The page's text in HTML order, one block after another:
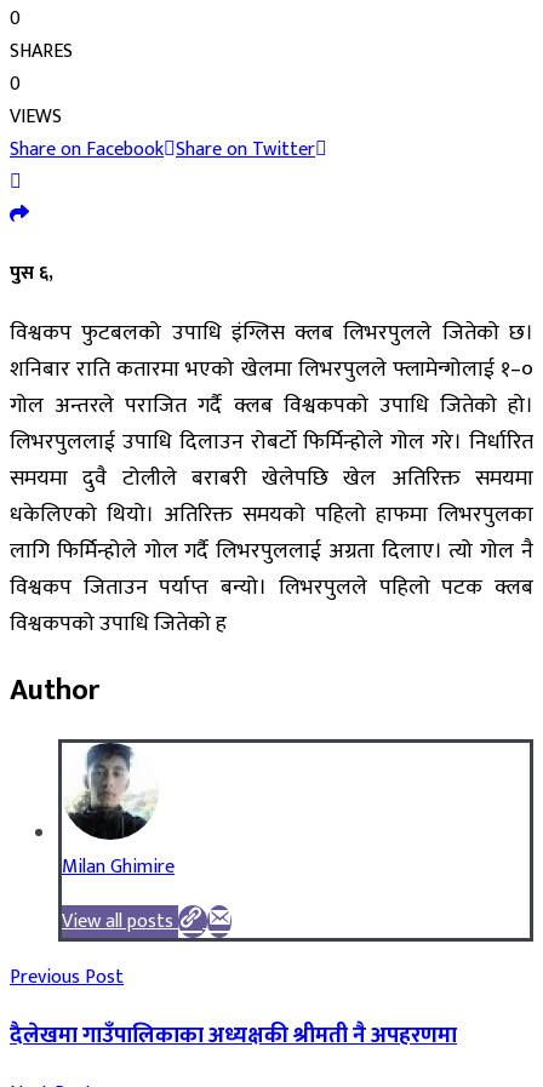
0
SHARES
0
VIEWS
Share on Facebook Share on Twitter
पुस ६,
विश्वकप फुटबलको उपाधि इंग्लिस क्लब लिभरपुलले जितेको छ।
शनिबार राति कतारमा भएको खेलमा लिभरपुलले फ्लामेन्गोलाई १–०
गोल अन्तरले पराजित गर्दै क्लब विश्वकपको उपाधि जितेको हो।
लिभरपुललाई उपाधि दिलाउन रोबर्टो फिर्मिन्होले गोल गरे। निर्धारित
समयमा दुवै टोलीले बराबरी खेलेपछि खेल अतिरिक्त समयमा
धकेलिएको थियो। अतिरिक्त समयको पहिलो हाफमा लिभरपुलका
लागि फिर्मिन्होले गोल गर्दै लिभरपुललाई अग्रता दिलाए। त्यो गोल नै
विश्वकप जिताउन पर्याप्त बन्यो। लिभरपुलले पहिलो पटक क्लब
विश्वकपको उपाधि जितेको ह
Author
Milan Ghimire
View all posts
Previous Post
दैलेखमा गाउँपालिकाका अध्यक्षकी श्रीमती नै अपहरणमा